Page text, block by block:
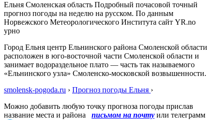
Ельня Смоленская область Подробный почасовой точный
прогноз погоды на неделю на русском. По данным
Норвежского Метеорологического Института сайт YR.no
урно
Город Ельня центр Ельнинского района Смоленской области
расположен в юго-восточной части Смоленской области и
занимает водораздельное плато — часть так называемого
«Ельнинского узла» Смоленско-московской возвышенности.
smolensk-pogoda.ru › Прогноз погоды Ельня ›
Можно добавить любую точку прогноза погоды прислав
название места и района
письмом на почту или телеграмм